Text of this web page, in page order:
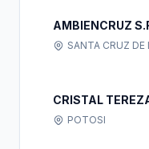
AMBIENCRUZ
SANTA CRUZ DE
CRISTAL
POTOSI